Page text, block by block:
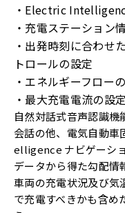
・Electric
・充電ステーション
・出発時刻に合わせ
トロールの設定
・エネルギーフロー
・最大充電電流の設定
自然対話式音声認識
会話の他、電気自動
elligence ナビゲーシ
データから得た勾配情
車両の充電状況及び気
で充電すべきかも含め